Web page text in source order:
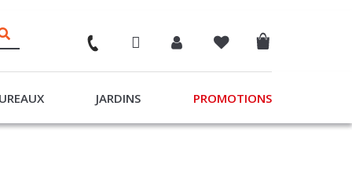
JARDINS PROMOTIONS